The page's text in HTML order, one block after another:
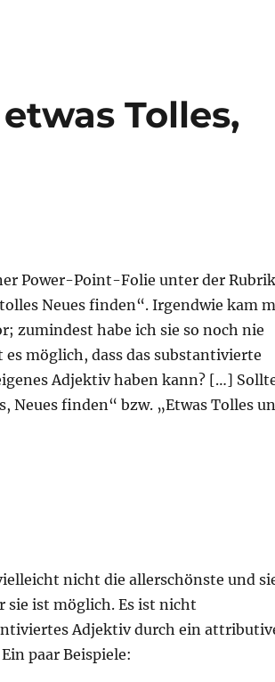
Tolles,
Power-Point-Folie unter der Rubrik
Neues finden“. Irgendwie kam
zumindest habe ich sie so noch nie
es möglich, dass das substantivierte
Adjektiv haben kann? […]
Neues finden“ bzw. „Etwas Tolles
nicht die allerschönste und
sie ist möglich. Es ist nicht
Adjektiv durch ein
paar Beispiele: